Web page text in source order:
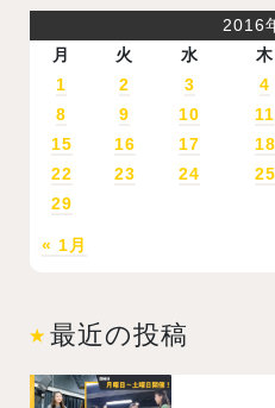
2016
月
火 水 木
« 1月
1 2 3 4
8
9 10 11
15
16 17 18
22
23 24 25
29
最近の投稿